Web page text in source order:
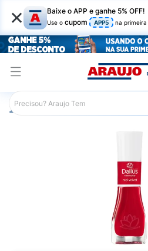
× Baixe o APP e ganhe 5% OFF!
Use o cupom APP5 na
Araujo Beleza e Cuidados